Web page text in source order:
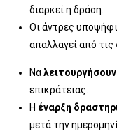
διαρκεί η δράση.
Οι άντρες
απαλλαγεί από τις
Να
επικράτειας.
Η έναρξη
μετά την